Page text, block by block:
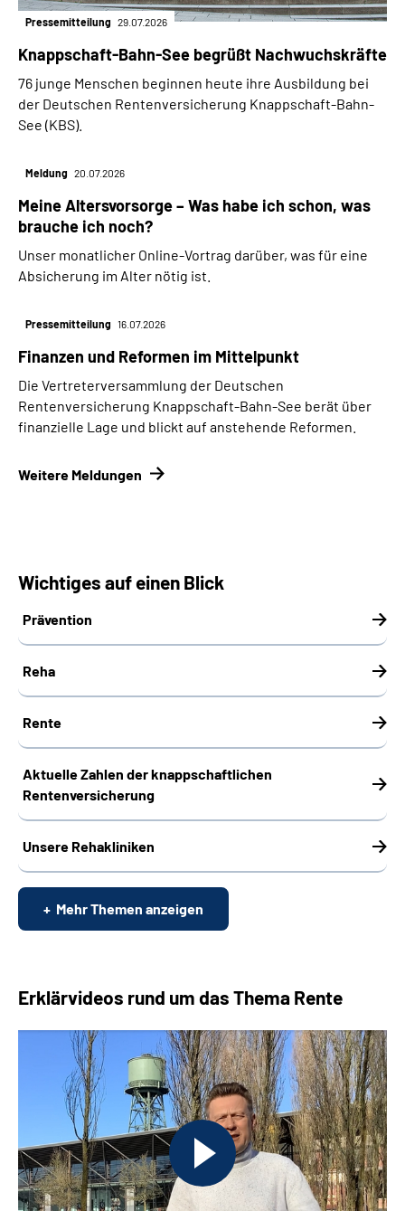
Pressemitteilung 29.07.2026
Knappschaft-Bahn-See begrüßt Nachwuchskräfte
76 junge Menschen beginnen heute ihre Ausbildung bei
der Deutschen Rentenversicherung Knappschaft-Bahn-
See (KBS).
Meldung 20.07.2026
Meine Altersvorsorge – Was habe ich schon, was
brauche ich noch?
Unser monatlicher Online-Vortrag darüber, was für eine
Absicherung im Alter nötig ist.
Pressemitteilung 16.07.2026
Finanzen und Reformen im Mittelpunkt
Die Vertreterversammlung der Deutschen
Rentenversicherung Knappschaft-Bahn-See berät über
finanzielle Lage und blickt auf anstehende Reformen.
Weitere Meldungen
Wichtiges auf einen Blick
Prävention
Reha
Rente
Aktuelle Zahlen der knappschaftlichen
Rentenversicherung
Unsere Rehakliniken
Mehr Themen anzeigen
Erklärvideos rund um das Thema Rente